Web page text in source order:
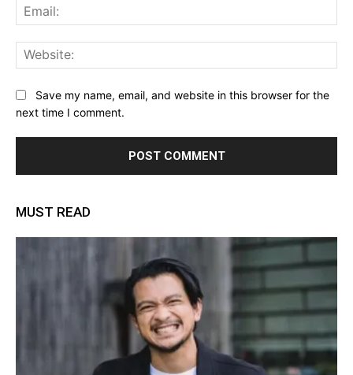
Save my name, email, and website in this browser for the
next time I comment.
MUST READ